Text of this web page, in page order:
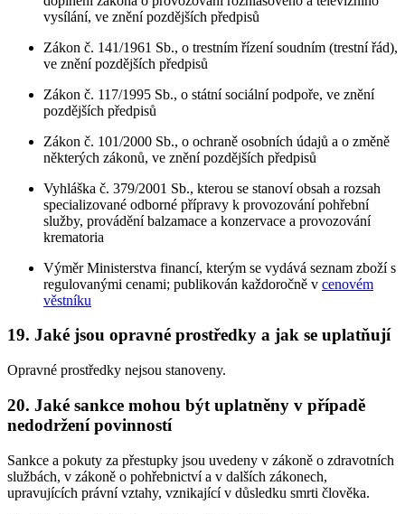
vysílání, ve znění pozdějších předpisů
Zákon č. 141/1961 Sb., o trestním řízení soudním (trestní řád),
ve znění pozdějších předpisů
Zákon č. 117/1995 Sb., o státní sociální podpoře, ve znění
pozdějších předpisů
Zákon č. 101/2000 Sb., o ochraně osobních údajů a o změně
některých zákonů, ve znění pozdějších předpisů
Vyhláška č. 379/2001 Sb., kterou se stanoví obsah a rozsah
specializované odborné přípravy k provozování pohřební
služby, provádění balzamace a konzervace a provozování
krematoria
Výměr Ministerstva financí, kterým se vydává seznam zboží s
regulovanými cenami; publikován každoročně v cenovém
věstníku
19. Jaké jsou opravné prostředky a jak se uplatňují
Opravné prostředky nejsou stanoveny.
20. Jaké sankce mohou být uplatněny v případě
nedodržení povinností
Sankce a pokuty za přestupky jsou uvedeny v zákoně o zdravotních
službách, v zákoně o pohřebnictví a v dalších zákonech,
upravujících právní vztahy, vznikající v důsledku smrti člověka.